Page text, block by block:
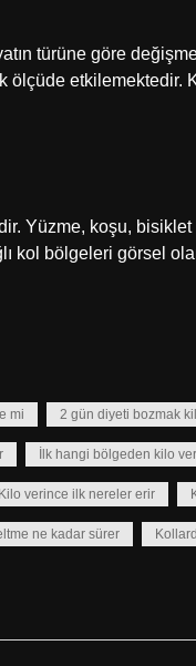
türüne göre
etkilemektedir.
Yüzme, koşu,
kol bölgeleri görsel
mi 2 gün diyeti bozmak
İlk hangi bölgeden kilo
Kilo verince ilk nereler erir
ne kadar sürer